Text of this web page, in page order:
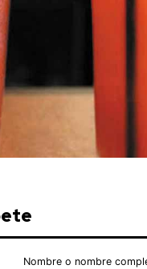
Nombre o nombre